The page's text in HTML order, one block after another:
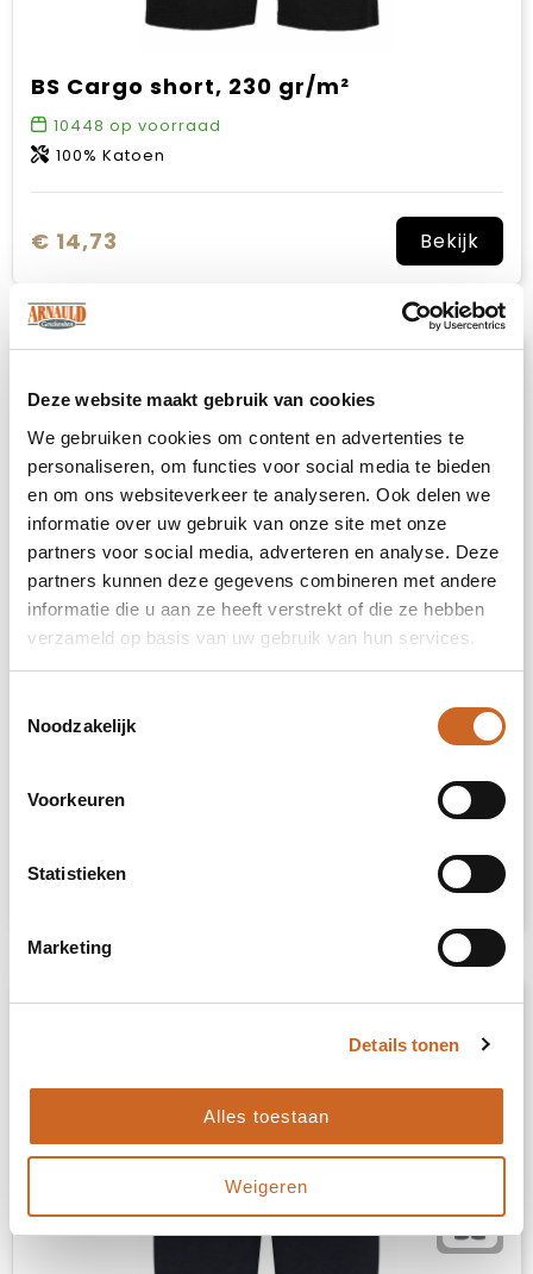
Deze website maakt gebruik van cookies
We gebruiken cookies om content en advertenties te
personaliseren, om functies voor social media te bieden
en om ons websiteverkeer te analyseren. Ook delen we
informatie over uw gebruik van onze site met onze
partners voor social media, adverteren en analyse. Deze
partners kunnen deze gegevens combineren met andere
informatie die u aan ze heeft verstrekt of die ze hebben
verzameld op basis van uw gebruik van hun services.
Noodzakelijk
Voorkeuren
Statistieken
Marketing
Details tonen
Alles toestaan
Weigeren
BS Cargo short, 230 gr/m²
10448 op voorraad
100% Katoen
€ 14,73 Bekijk
BS Power short, 260 gr/m²
100% Katoen
€ 16,08 Bekijk